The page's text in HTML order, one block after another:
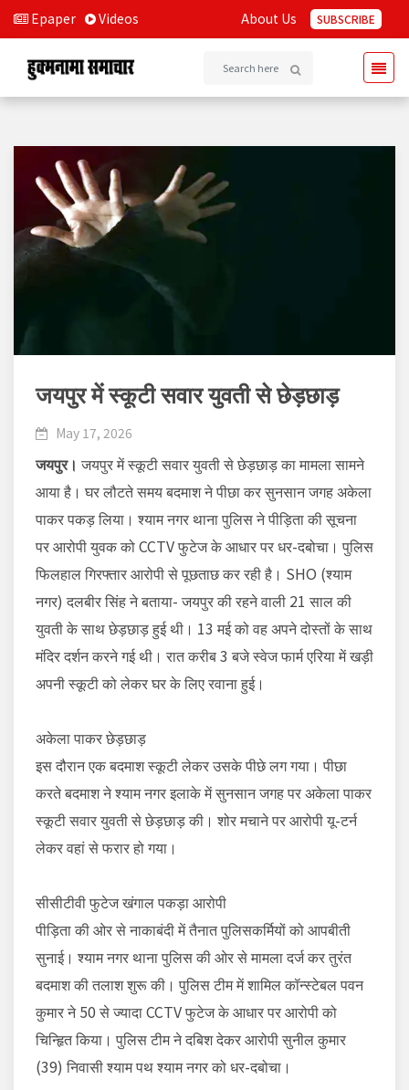
Epaper Videos About Us SUBSCRIBE
जयपुर में स्कूटी सवार युवती से छेड़छाड़
May 17, 2026
जयपुर। जयपुर में स्कूटी सवार युवती से छेड़छाड़ का मामला सामने
आया है। घर लौटते समय बदमाश ने पीछा कर सुनसान जगह अकेला
पाकर पकड़ लिया। श्याम नगर थाना पुलिस ने पीड़िता की सूचना
पर आरोपी युवक को CCTV फुटेज के आधार पर धर-दबोचा। पुलिस
फिलहाल गिरफ्तार आरोपी से पूछताछ कर रही है। SHO (श्याम
नगर) दलबीर सिंह ने बताया- जयपुर की रहने वाली 21 साल की
युवती के साथ छेड़छाड़ हुई थी। 13 मई को वह अपने दोस्तों के साथ
मंदिर दर्शन करने गई थी। रात करीब 3 बजे स्वेज फार्म एरिया में खड़ी
अपनी स्कूटी को लेकर घर के लिए रवाना हुई।
अकेला पाकर छेड़छाड़
इस दौरान एक बदमाश स्कूटी लेकर उसके पीछे लग गया। पीछा
करते बदमाश ने श्याम नगर इलाके में सुनसान जगह पर अकेला पाकर
स्कूटी सवार युवती से छेड़छाड़ की। शोर मचाने पर आरोपी यू-टर्न
लेकर वहां से फरार हो गया।
सीसीटीवी फुटेज खंगाल पकड़ा आरोपी
पीड़िता की ओर से नाकाबंदी में तैनात पुलिसकर्मियों को आपबीती
सुनाई। श्याम नगर थाना पुलिस की ओर से मामला दर्ज कर तुरंत
बदमाश की तलाश शुरू की। पुलिस टीम में शामिल कॉन्स्टेबल पवन
कुमार ने 50 से ज्यादा CCTV फुटेज के आधार पर आरोपी को
चिन्हिृत किया। पुलिस टीम ने दबिश देकर आरोपी सुनील कुमार
(39) निवासी श्याम पथ श्याम नगर को धर-दबोचा।